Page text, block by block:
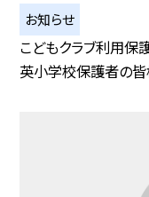
お知らせ
こどもクラブ利用保
英小学校保護者の